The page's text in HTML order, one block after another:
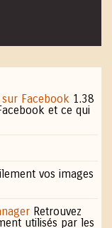
Facebook 1.38
et ce qui
vos images
Retrouvez
utilisés par les